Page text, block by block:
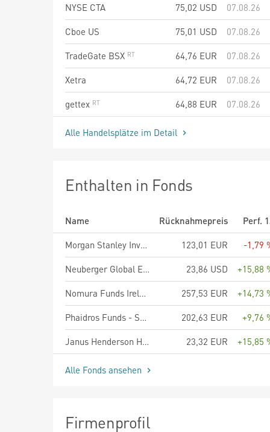
NYSE CTA
75,02 USD
07.08.26
Cboe US
75,01 USD
07.08.26
TradeGate BSX
64,76 EUR
07.08.26
Xetra
64,72 EUR
07.08.26
gettex
64,88 EUR 07.08.26
Alle Handelsplätze im Detail
Enthalten in Fonds
Name Rücknahmepreis
Perf.
Morgan Stanley Investment Funds Global Opportunity Fund AH (EUR)
123,01 EUR
-1,79
Neuberger Global Equity Megatrends Fund USD A Accumulating
23,86 USD
+15,88
Nomura Funds Ireland plc - Global High Conviction Fund Class A EUR
257,53 EUR
+14,73
Phaidros Funds - Schumpeter Aktien A
202,63 EUR
+9,76
Janus Henderson Horizon Global Sustainable Equity Fund A2 EUR
23,32 EUR +15,85
Alle Fonds ansehen
Firmenprofil